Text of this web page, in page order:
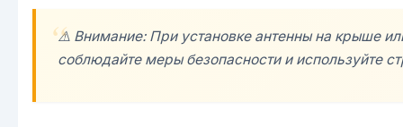
⚠️ Внимание: При установке антенны на крыше
соблюдайте меры безопасности и используйте